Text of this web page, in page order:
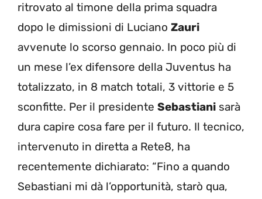
ritrovato al timone della prima squadra
dopo le dimissioni di Luciano Zauri
avvenute lo scorso gennaio. In poco più di
un mese l’ex difensore della Juventus ha
totalizzato, in 8 match totali, 3 vittorie e 5
sconfitte. Per il presidente Sebastiani sarà
dura capire cosa fare per il futuro. Il tecnico,
intervenuto in diretta a Rete8, ha
recentemente dichiarato: “Fino a quando
Sebastiani mi dà l’opportunità, starò qua,